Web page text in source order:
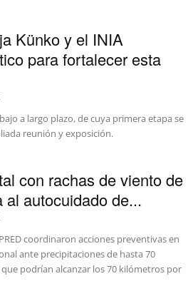
Künko y el INIA
para fortalecer esta
a largo plazo, de cuya primera etapa se
reunión y exposición.
con rachas de viento de
autocuidado de...
coordinaron acciones preventivas en
ante precipitaciones de hasta 70
podrían alcanzar los 70 kilómetros por